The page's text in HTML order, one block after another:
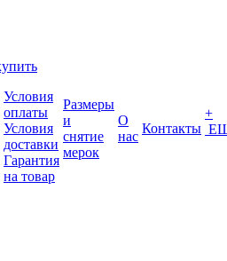
Условия
оплаты
Условия
доставки
Гарантия
на товар
Размеры
и
снятие
мерок
О
нас
Контакты
+